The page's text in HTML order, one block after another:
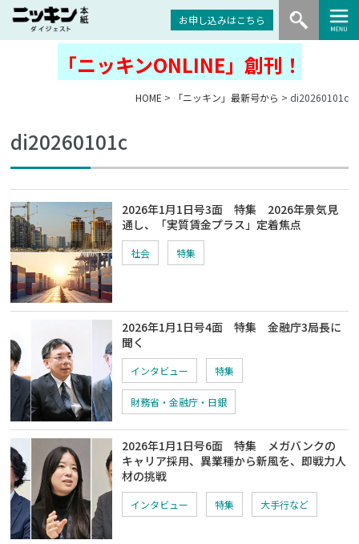
お申し込みはこちら
「ニッキンONLINE」創刊！
HOME > 「ニッキン」最新号から > di20260101c
di20260101c
2026年1月1日号3面 特集 2026年景気見
通し、「実質賃金プラス」定着焦点
社会 特集
2026年1月1日号4面 特集 金融庁3局長に
聞く
インタビュー 特集
財務省・金融庁・日銀
2026年1月1日号6面 特集 メガバンクの
キャリア採用、異業種から新風を、即戦力人
材の挑戦
インタビュー 特集 大手行など